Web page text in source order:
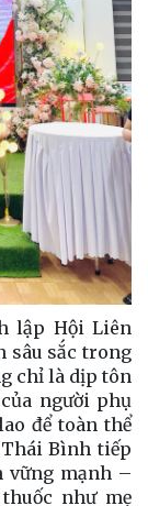
lập Hội Liên
sâu sắc trong
chỉ là dịp tôn
người phụ
để toàn thể
Bình tiếp
vững mạnh –
như mẹ